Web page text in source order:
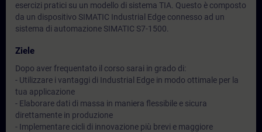
esercizi pratici su un modello di sistema TIA. Questo è composto
da un dispositivo SIMATIC Industrial Edge connesso ad un
sistema di automazione SIMATIC S7-1500.
Ziele
Dopo aver frequentato il corso sarai in grado di:
- Utilizzare i vantaggi di Industrial Edge in modo ottimale per la
tua applicazione
- Elaborare dati di massa in maniera flessibile e sicura
direttamente in produzione
- Implementare cicli di innovazione più brevi e maggiore